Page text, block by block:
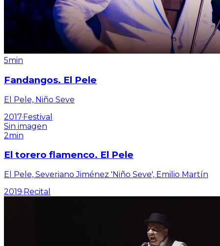
5min
Fandangos. El Pele
El Pele, Niño Seve
2017·Festival
Sin imagen
2min
El torero flamenco. El Pele
El Pele, Severiano Jiménez 'Niño Seve', Emilio Martín
2019· Recital